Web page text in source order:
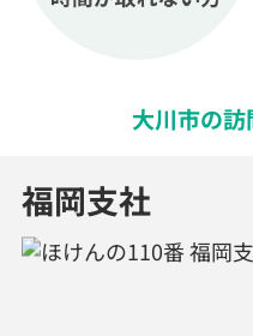
大川市の
福岡支社